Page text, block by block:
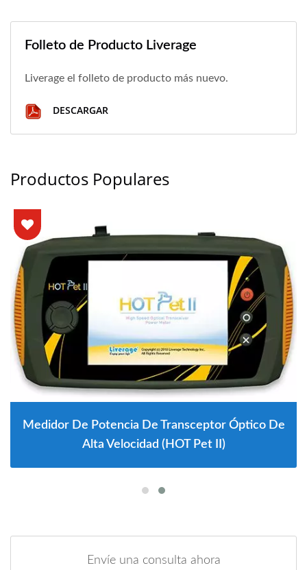
Folleto de Producto Liverage
Liverage el folleto de producto más nuevo.
DESCARGAR
Productos Populares
Medidor De Potencia De Transceptor Óptico De
Alta Velocidad (HOT Pet II)
Envíe una consulta ahora